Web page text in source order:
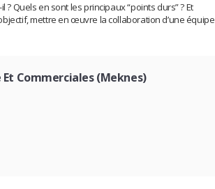
Quels en sont les principaux “points durs” ? Et
mettre en œuvre la collaboration d’une équipe
Et Commerciales (Meknes)